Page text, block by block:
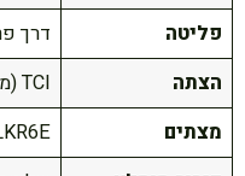
פליטה
דרך
הצתה
TCI (מיקרו-מחשב)
מצתים